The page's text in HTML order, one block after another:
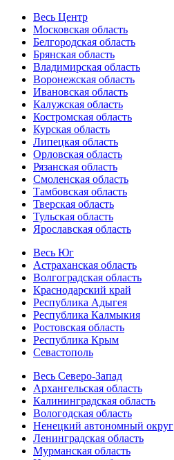
Весь Центр
Московская область
Белгородская область
Брянская область
Владимирская область
Воронежская область
Ивановская область
Калужская область
Костромская область
Курская область
Липецкая область
Орловская область
Рязанская область
Смоленская область
Тамбовская область
Тверская область
Тульская область
Ярославская область
Весь Юг
Астраханская область
Волгоградская область
Краснодарский край
Республика Адыгея
Республика Калмыкия
Ростовская область
Республика Крым
Севастополь
Весь Северо-Запад
Архангельская область
Калининградская область
Вологодская область
Ненецкий автономный округ
Ленинградская область
Мурманская область